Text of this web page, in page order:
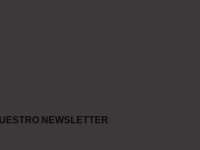
NEWSLETTER